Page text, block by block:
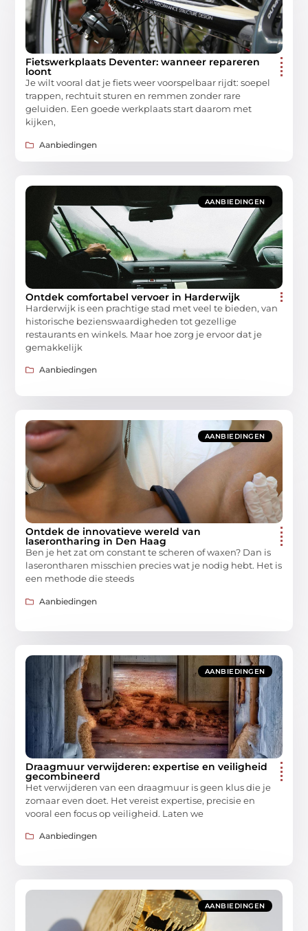
Fietswerkplaats Deventer: wanneer repareren
loont
Je wilt vooral dat je fiets weer voorspelbaar rijdt: soepel
trappen, rechtuit sturen en remmen zonder rare
geluiden. Een goede werkplaats start daarom met
kijken,
Aanbiedingen
AANBIEDINGEN
Ontdek comfortabel vervoer in Harderwijk
Harderwijk is een prachtige stad met veel te bieden, van
historische bezienswaardigheden tot gezellige
restaurants en winkels. Maar hoe zorg je ervoor dat je
gemakkelijk
Aanbiedingen
AANBIEDINGEN
Ontdek de innovatieve wereld van
laserontharing in Den Haag
Ben je het zat om constant te scheren of waxen? Dan is
laserontharen misschien precies wat je nodig hebt. Het is
een methode die steeds
Aanbiedingen
AANBIEDINGEN
Draagmuur verwijderen: expertise en veiligheid
gecombineerd
Het verwijderen van een draagmuur is geen klus die je
zomaar even doet. Het vereist expertise, precisie en
vooral een focus op veiligheid. Laten we
Aanbiedingen
AANBIEDINGEN